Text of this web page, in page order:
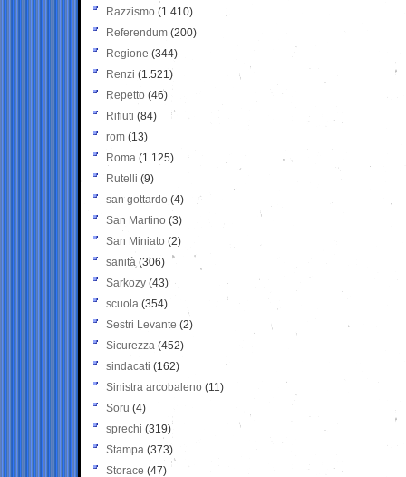
Razzismo (1.410)
Referendum (200)
Regione (344)
Renzi (1.521)
Repetto (46)
Rifiuti (84)
rom (13)
Roma (1.125)
Rutelli (9)
san gottardo (4)
San Martino (3)
San Miniato (2)
sanità (306)
Sarkozy (43)
scuola (354)
Sestri Levante (2)
Sicurezza (452)
sindacati (162)
Sinistra arcobaleno (11)
Soru (4)
sprechi (319)
Stampa (373)
Storace (47)